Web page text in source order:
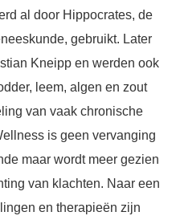
al door Hippocrates, de
gebruikt. Later
Kneipp en werden ook
leem, algen en zout
van vaak chronische
is geen vervanging
maar wordt meer gezien
van klachten. Naar een
en therapieën zijn